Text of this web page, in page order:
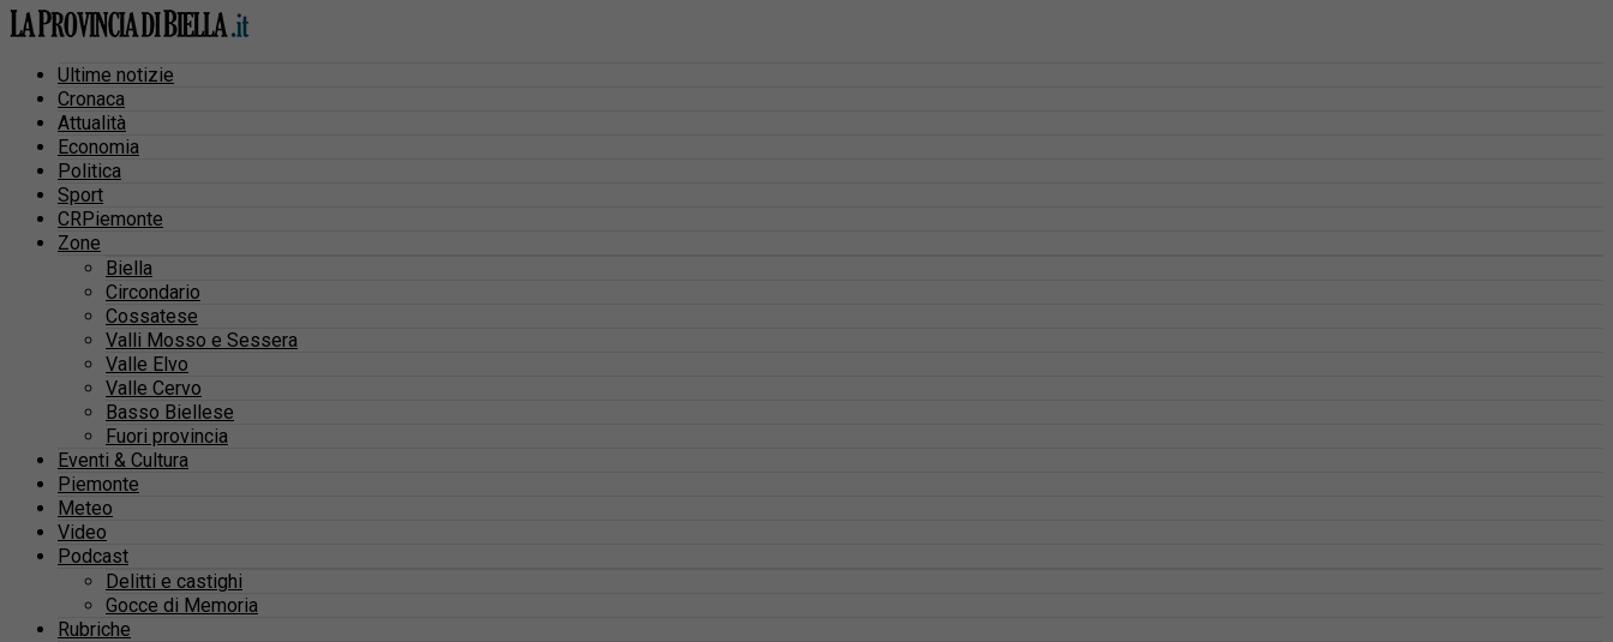
Ultime notizie
Cronaca
Attualità
Economia
Politica
Sport
CRPiemonte
Zone
Biella
Circondario
Cossatese
Valli Mosso e Sessera
Valle Elvo
Valle Cervo
Basso Biellese
Fuori provincia
Eventi & Cultura
Piemonte
Meteo
Video
Podcast
Delitti e castighi
Gocce di Memoria
Rubriche